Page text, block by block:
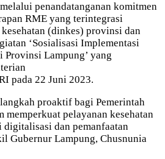
penandatanganan komitmen
RME yang terintegrasi
(dinkes) provinsi dan
‘Sosialisasi Implementasi
Provinsi Lampung’ yang
pada 22 Juni 2023.
proaktif bagi Pemerintah
memperkuat pelayanan kesehatan
dan pemanfaatan
Gubernur Lampung, Chusnunia